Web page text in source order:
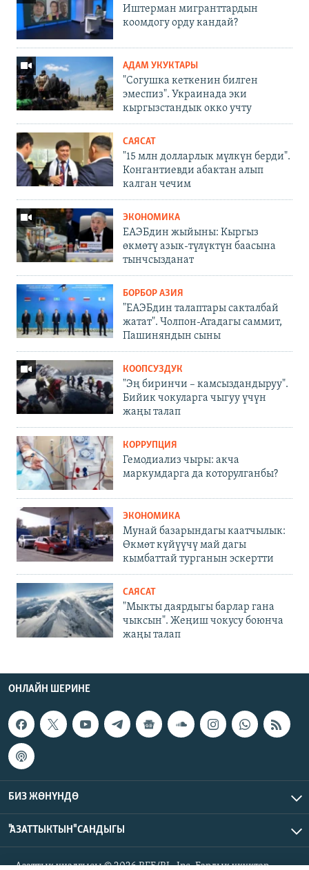
Иштерман мигранттардын
коомдогу орду кандай?
АДАМ УКУКТАРЫ
"Согушка кеткенин билген
эмеспиз". Украинада эки
кыргызстандык окко учту
САЯСАТ
"15 млн долларлык мүлкүн берди".
Конгантиевди абактан алып
калган чечим
ЭКОНОМИКА
ЕАЭБдин жыйыны: Кыргыз
өкмөтү азык-түлүктүн баасына
тынчсызданат
БОРБОР АЗИЯ
"ЕАЭБдин талаптары сакталбай
жатат". Чолпон-Атадагы саммит,
Пашиняндын сыны
КООПСУЗДУК
"Эң биринчи – камсыздандыруу".
Бийик чокуларга чыгуу үчүн
жаңы талап
КОРРУПЦИЯ
Гемодиализ чыры: акча
маркумдарга да которулганбы?
ЭКОНОМИКА
Мунай базарындагы каатчылык:
Өкмөт күйүүчү май дагы
кымбаттай турганын эскертти
САЯСАТ
"Мыкты даярдыгы барлар гана
чыксын". Жеңиш чокусу боюнча
жаңы талап
ОНЛАЙН ШЕРИНЕ
БИЗ ЖӨНҮНДӨ
"АЗАТТЫКТЫН" САНДЫГЫ
Азаттык үналгысы © 2026 RFE/RL, Inc. Бардык укуктар